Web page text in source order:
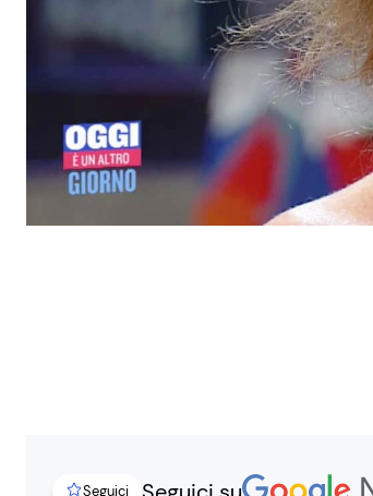
Seguici